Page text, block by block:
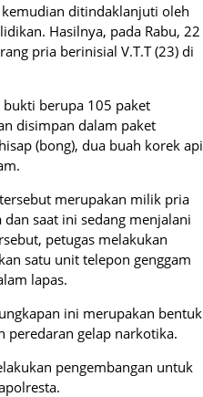
ditindaklanjuti oleh
Hasilnya, pada Rabu, 22
pria berinisial V.T.T (23) di
bukti berupa 105 paket
disimpan dalam paket
(bong), dua buah korek api
merupakan milik pria
saat ini sedang menjalani
petugas melakukan
satu unit telepon genggam
lapas.
ini merupakan bentuk
peredaran gelap narkotika.
pengembangan untuk